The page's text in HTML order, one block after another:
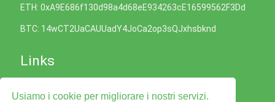
Usiamo i cookie per migliorare i nostri servizi.
ETH: 0xA9E686f130d98a4d68eE934263cE16599562F3Dd
BTC: 14wCT2UaCAUUadY4JoCa2op3sQJxhsbknd
Links
Politica sulla Privacy